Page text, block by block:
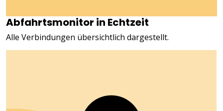
Abfahrtsmonitor in Echtzeit
Alle Verbindungen übersichtlich dargestellt.